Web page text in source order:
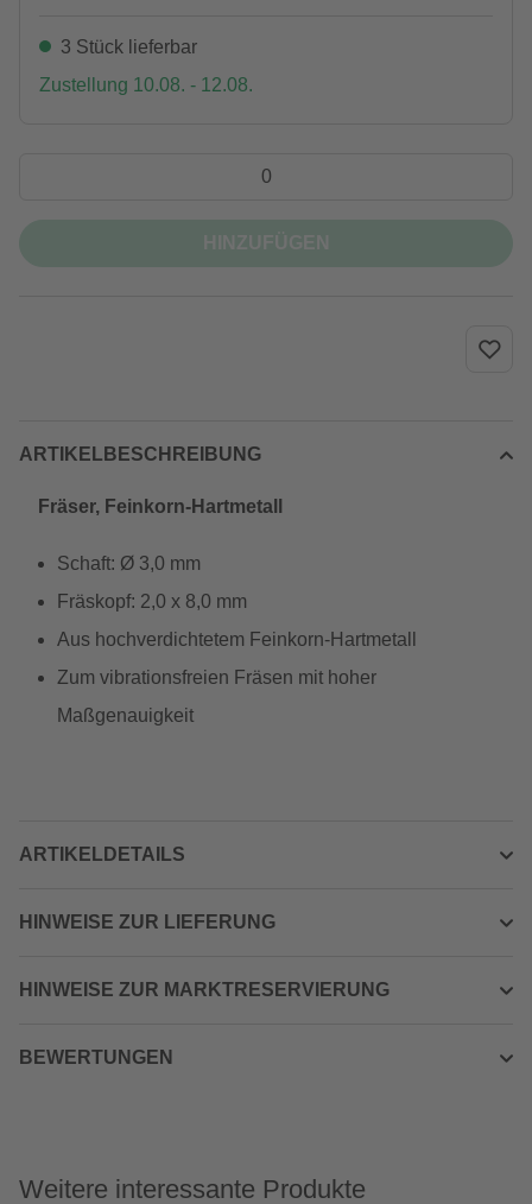
3 Stück lieferbar
Zustellung 10.08. - 12.08.
ARTIKELBESCHREIBUNG
Fräser, Feinkorn-Hartmetall
Schaft: Ø 3,0 mm
Fräskopf: 2,0 x 8,0 mm
Aus hochverdichtetem Feinkorn-Hartmetall
Zum vibrationsfreien Fräsen mit hoher
Maßgenauigkeit
ARTIKELDETAILS
HINWEISE ZUR LIEFERUNG
HINWEISE ZUR MARKTRESERVIERUNG
BEWERTUNGEN
Weitere interessante Produkte